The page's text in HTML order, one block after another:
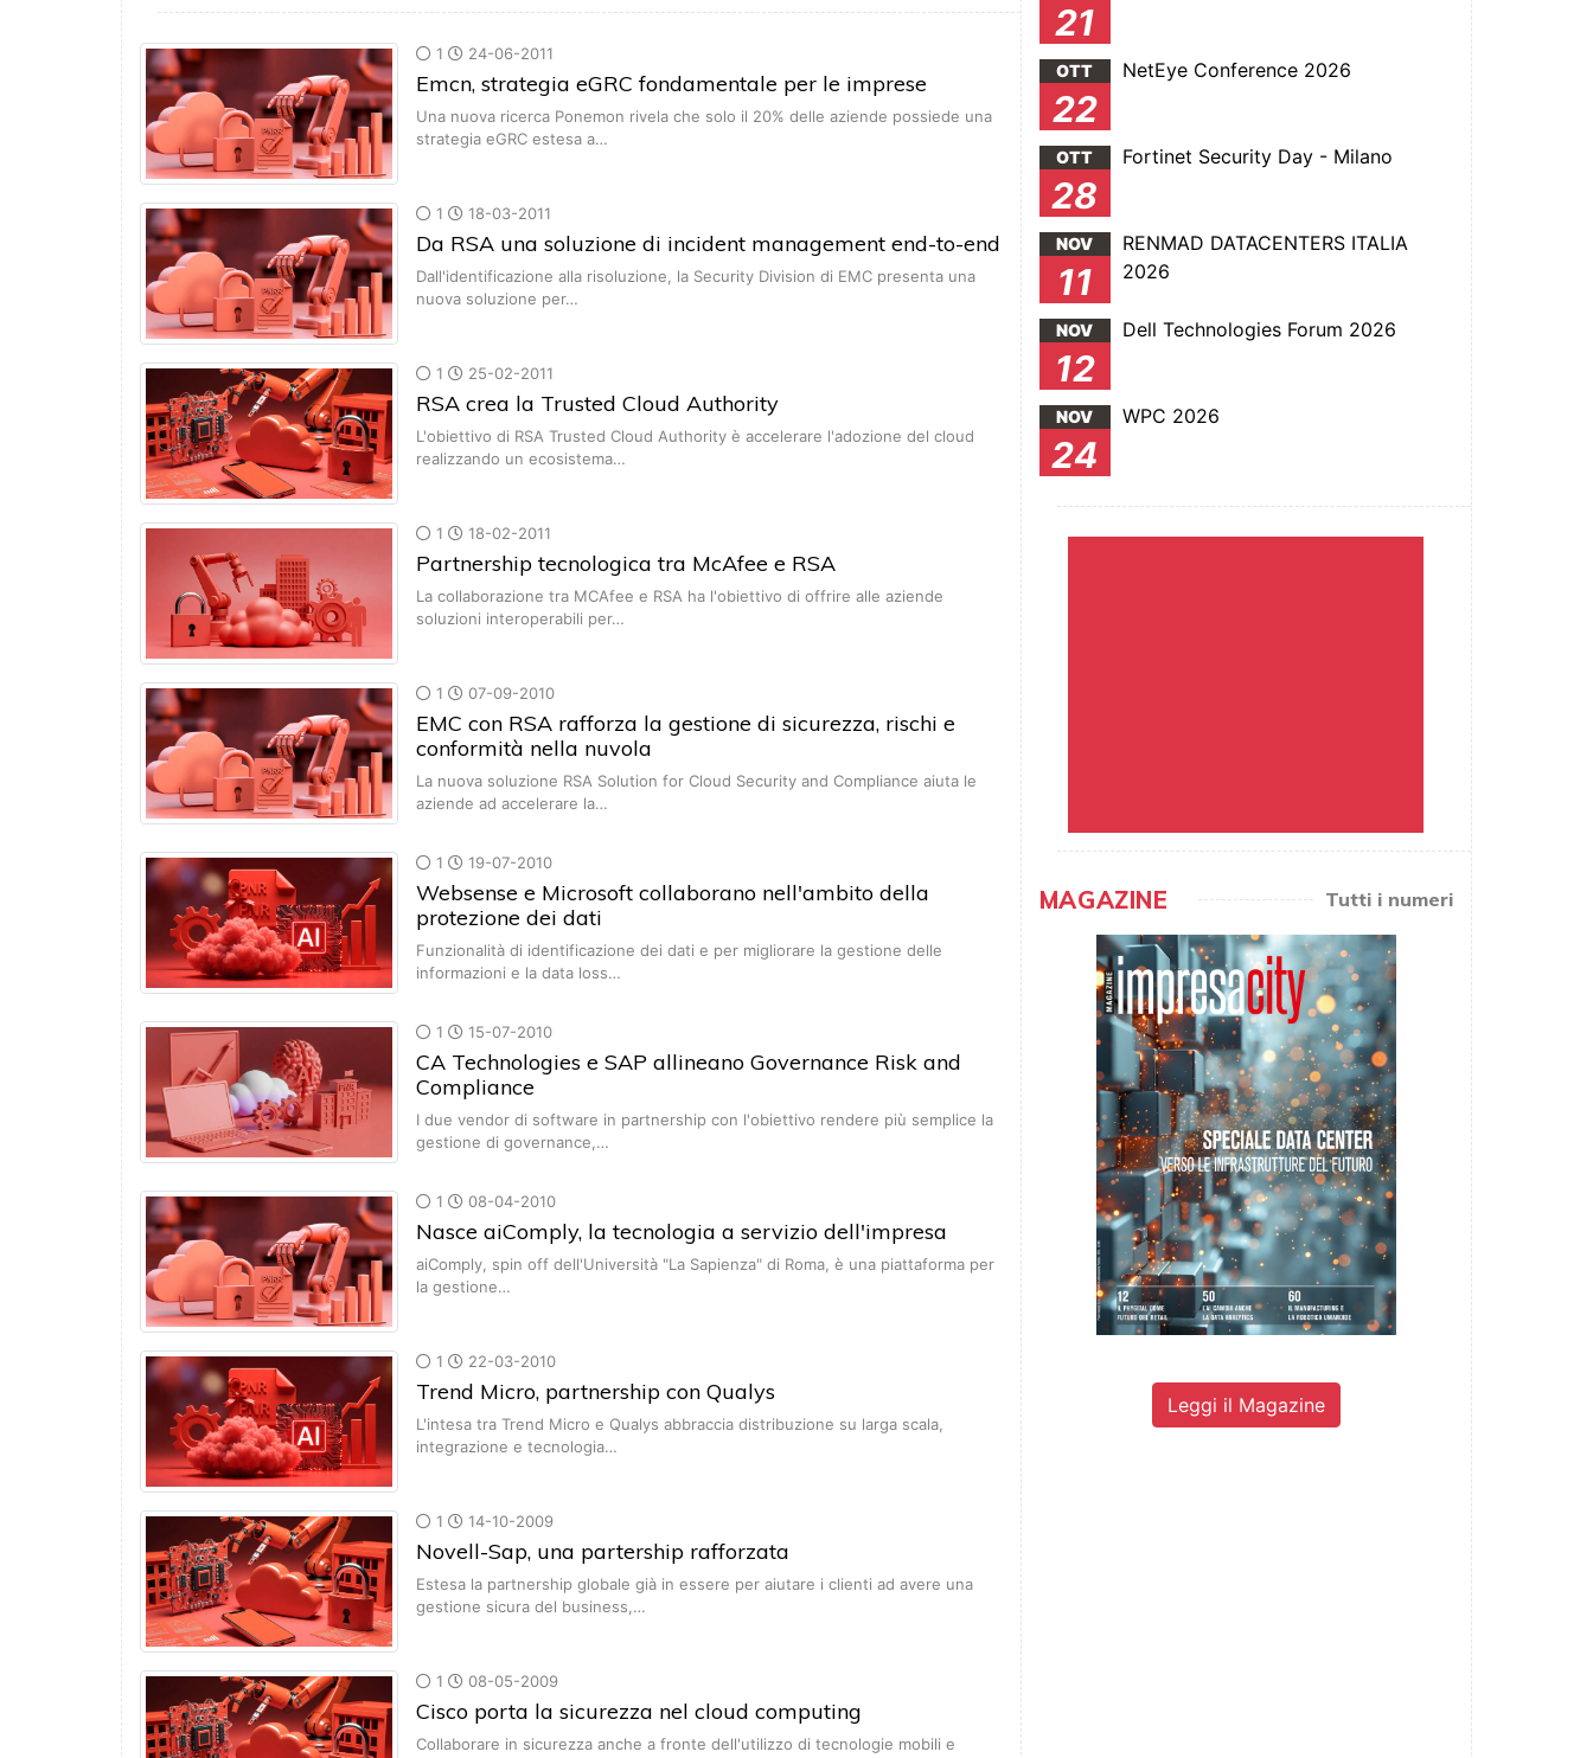
1 24-06-2011
Emcn, strategia eGRC fondamentale per le imprese
Una nuova ricerca Ponemon rivela che solo il 20% delle aziende possiede una
strategia eGRC estesa a…
1 18-03-2011
Da RSA una soluzione di incident management end-to-end
Dall'identificazione alla risoluzione, la Security Division di EMC presenta una
nuova soluzione per…
1 25-02-2011
RSA crea la Trusted Cloud Authority
L'obiettivo di RSA Trusted Cloud Authority è accelerare l'adozione del cloud
realizzando un ecosistema…
1 18-02-2011
Partnership tecnologica tra McAfee e RSA
La collaborazione tra MCAfee e RSA ha l'obiettivo di offrire alle aziende
soluzioni interoperabili per…
1 07-09-2010
EMC con RSA rafforza la gestione di sicurezza, rischi e
conformità nella nuvola
La nuova soluzione RSA Solution for Cloud Security and Compliance aiuta le
aziende ad accelerare la…
1 19-07-2010
Websense e Microsoft collaborano nell'ambito della
protezione dei dati
Funzionalità di identificazione dei dati e per migliorare la gestione delle
informazioni e la data loss…
1 15-07-2010
CA Technologies e SAP allineano Governance Risk and
Compliance
I due vendor di software in partnership con l'obiettivo rendere più semplice la
gestione di governance,…
1 08-04-2010
Nasce aiComply, la tecnologia a servizio dell'impresa
aiComply, spin off dell'Università "La Sapienza" di Roma, è una piattaforma per
la gestione…
1 22-03-2010
Trend Micro, partnership con Qualys
L'intesa tra Trend Micro e Qualys abbraccia distribuzione su larga scala,
integrazione e tecnologia…
1 14-10-2009
Novell-Sap, una partership rafforzata
Estesa la partnership globale già in essere per aiutare i clienti ad avere una
gestione sicura del business,…
1 08-05-2009
Cisco porta la sicurezza nel cloud computing
Collaborare in sicurezza anche a fronte dell'utilizzo di tecnologie mobili e
21
OTT
22
NetEye Conference 2026
OTT
28
Fortinet Security Day - Milano
NOV
11
RENMAD DATACENTERS ITALIA
2026
NOV
12
Dell Technologies Forum 2026
NOV
24
WPC 2026
MAGAZINE Tutti i numeri
Leggi il Magazine